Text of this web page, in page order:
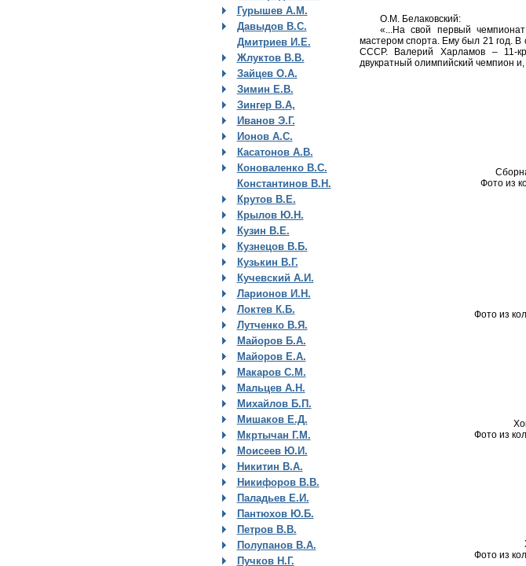
Гурышев А.М.
Давыдов В.С.
Дмитриев И.Е.
Жлуктов В.В.
Зайцев О.А.
Зимин Е.В.
Зингер В.А,
Иванов Э.Г.
Ионов А.С.
Касатонов А.В.
Коноваленко В.С.
Константинов В.Н.
Крутов В.Е.
Крылов Ю.Н.
Кузин В.Е.
Кузнецов В.Б.
Кузькин В.Г.
Кучевский А.И.
Ларионов И.Н.
Локтев К.Б.
Лутченко В.Я.
Майоров Б.А.
Майоров Е.А.
Макаров С.М.
Мальцев А.Н.
Михайлов Б.П.
Мишаков Е.Д.
Мкртычан Г.М.
Моисеев Ю.И.
Никитин В.А.
Никифоров В.В.
Паладьев Е.И.
Пантюхов Ю.Б.
Петров В.В.
Полупанов В.А.
Пучков Н.Г.
О.М. Белаковский:
«...На свой первый
мастером спорта. Ему был 21 год. В
СССР. Валерий Харламов – 11-
двукратный олимпийский чемпион и,
Фото из
Фото из
Фото из
Фото из